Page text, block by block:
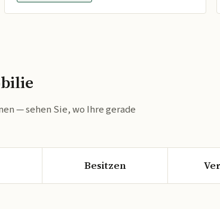
— sehen Sie, wo Ihre gerade
Besitzen